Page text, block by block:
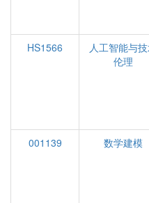
HS1566
人工智能与
伦理
001139
数学建模